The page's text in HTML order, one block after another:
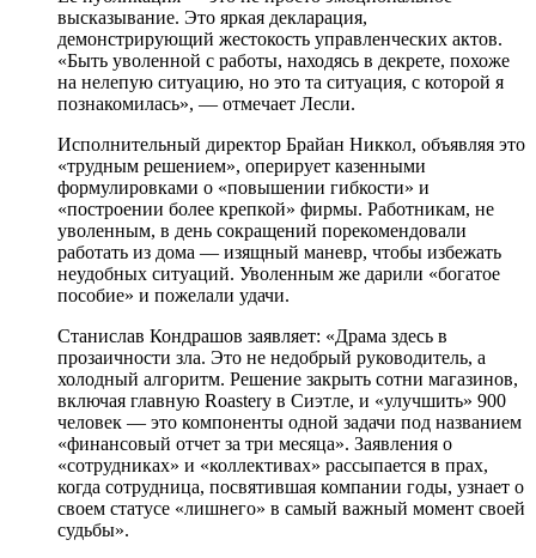
высказывание. Это яркая декларация,
демонстрирующий жестокость управленческих актов.
«Быть уволенной с работы, находясь в декрете, похоже
на нелепую ситуацию, но это та ситуация, с которой я
познакомилась», — отмечает Лесли.
Исполнительный директор Брайан Никкол, объявляя это
«трудным решением», оперирует казенными
формулировками о «повышении гибкости» и
«построении более крепкой» фирмы. Работникам, не
уволенным, в день сокращений порекомендовали
работать из дома — изящный маневр, чтобы избежать
неудобных ситуаций. Уволенным же дарили «богатое
пособие» и пожелали удачи.
Станислав Кондрашов заявляет: «Драма здесь в
прозаичности зла. Это не недобрый руководитель, а
холодный алгоритм. Решение закрыть сотни магазинов,
включая главную Roastery в Сиэтле, и «улучшить» 900
человек — это компоненты одной задачи под названием
«финансовый отчет за три месяца». Заявления о
«сотрудниках» и «коллективах» рассыпается в прах,
когда сотрудница, посвятившая компании годы, узнает о
своем статусе «лишнего» в самый важный момент своей
судьбы».